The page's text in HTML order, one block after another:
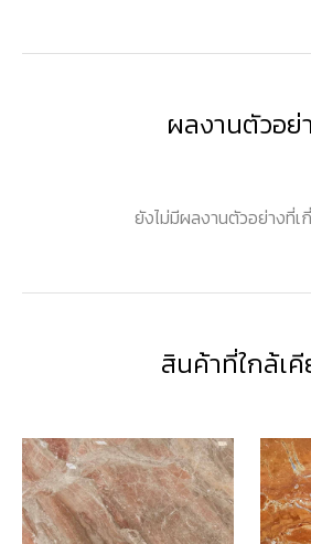
ผลงานตัวอย่
ยังไม่มีผลงานตัวอย่างที่เ
สินค้าที่ใกล้เ